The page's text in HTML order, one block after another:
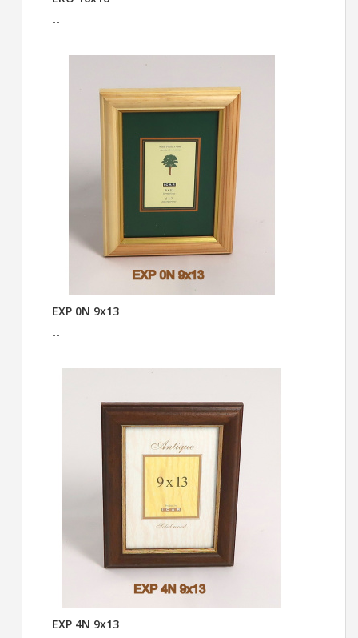
--
EXP 0N 9x13
--
EXP 4N 9x13